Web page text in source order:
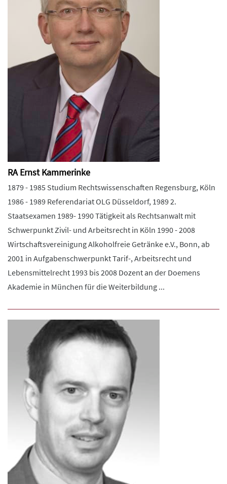
RA Ernst Kammerinke
1879 - 1985 Studium Rechtswissenschaften Regensburg, Köln
1986 - 1989 Referendariat OLG Düsseldorf, 1989 2.
Staatsexamen 1989- 1990 Tätigkeit als Rechtsanwalt mit
Schwerpunkt Zivil- und Arbeitsrecht in Köln 1990 - 2008
Wirtschaftsvereinigung Alkoholfreie Getränke e.V., Bonn, ab
2001 in Aufgabenschwerpunkt Tarif-, Arbeitsrecht und
Lebensmittelrecht 1993 bis 2008 Dozent an der Doemens
Akademie in München für die Weiterbildung ...